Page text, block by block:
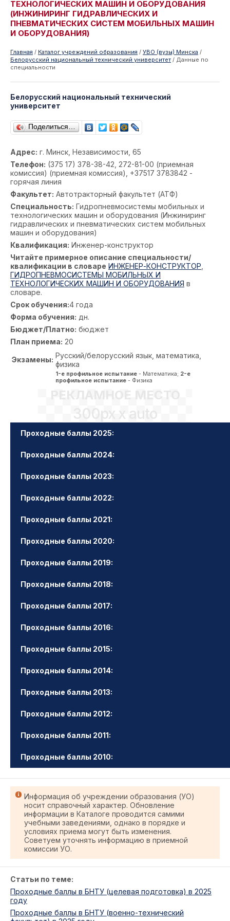
ТЕХНОЛОГИЧЕСКИХ МАШИН И ОБОРУДОВАНИЯ
(ИНЖИНИРИНГ ГИДРАВЛИЧЕСКИХ И
ПНЕВМАТИЧЕСКИХ СИСТЕМ МОБИЛЬНЫХ МАШИН
И ОБОРУДОВАНИЯ)
Главная / Каталог учреждений образования / УВО (вузы) Минска /
Белорусский национальный технический университет / Данные по
специальности
Белорусский национальный технический
университет
Поделиться…
Адрес: г. Минск, Независимости, 65
Телефон: (375 17) 378-38-42, 272-81-00 (приемная
комиссия) (приемная комиссия), +37517 3783842 -
горячая линия
Факультет: Автотракторный факультет (АТФ)
Специальность: Гидропневмосистемы мобильных и
технологических машин и оборудования (Инжиниринг
гидравлических и пневматических систем мобильных
машин и оборудования)
Квалификация: Инженер-конструктор
Читайте примерное описание специальности/
квалификации в словаре ИНЖЕНЕР-КОНСТРУКТОР
ГИДРОПНЕВМОСИСТЕМЫ МОБИЛЬНЫХ И
ТЕХНОЛОГИЧЕСКИХ МАШИН И ОБОРУДОВАНИЯ в
словаре.
Срок обучения:4 года
Форма обучения: дн.
Бюджет/Платно: бюджет
План приема: 20
Экзамены: Русский/белорусский язык, математика,
физика
1-е профильное испытание - Математика; 2-е
профильное испытание - Физика
РЕКЛАМНОЕ МЕСТО
300px x auto
Проходные баллы 2025:
Проходные баллы 2024:
Проходные баллы 2023:
Проходные баллы 2022:
Проходные баллы 2021:
Проходные баллы 2020:
Проходные баллы 2019:
Проходные баллы 2018:
Проходные баллы 2017:
Проходные баллы 2016:
Проходные баллы 2015:
Проходные баллы 2014:
Проходные баллы 2013:
Проходные баллы 2012:
Проходные баллы 2011:
Проходные баллы 2010:
Информация об учреждении образования (УО)
носит справочный характер. Обновление
информации в Каталоге проводится самими
учебными заведениями, однако в порядке и
условиях приема могут быть изменения.
Советуем уточнять информацию в приемной
комиссии УО.
Статьи по теме:
Проходные баллы в БНТУ (целевая подготовка) в 2025
году
Проходные баллы в БНТУ (военно-технический